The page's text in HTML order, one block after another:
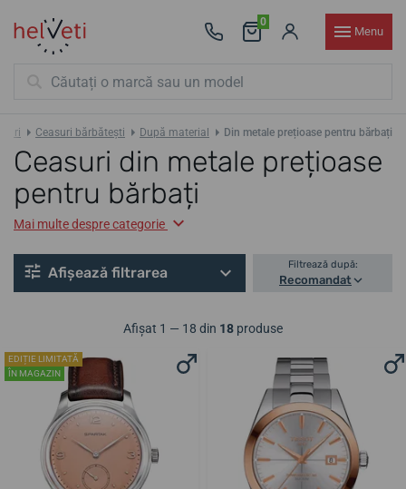
0
Menu
Ceasuri bărbătești După material Din metale prețioase pentru bărbați
Ceasuri din metale prețioase
pentru bărbați
Mai multe despre categorie
Afișează filtrarea Filtrează după:
Recomandat
Afișat 1 — 18 din 18 produse
EDIȚIE LIMITATĂ
ÎN MAGAZIN